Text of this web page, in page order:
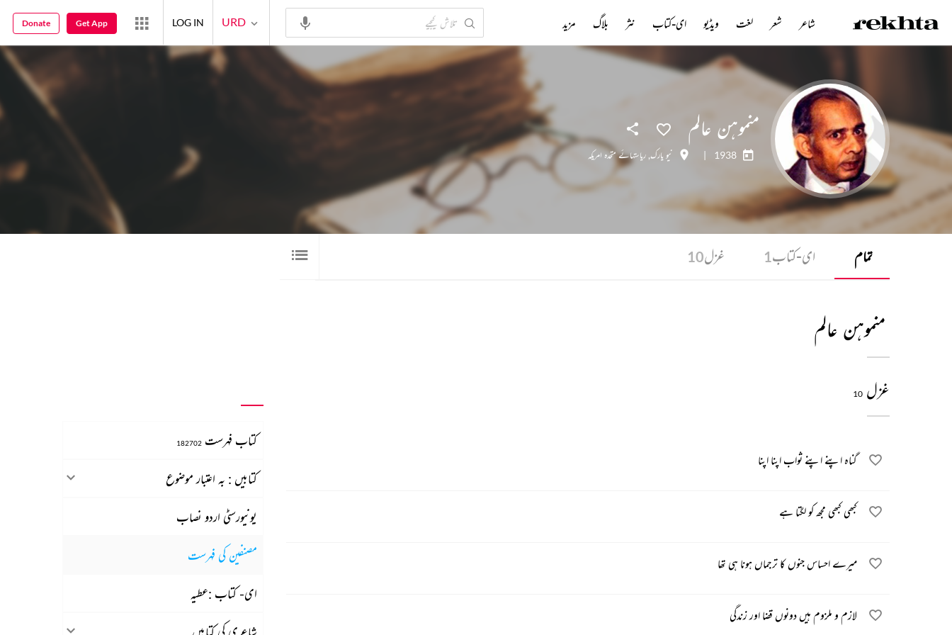
منموہن عالم
1938
| نیو یارک, ریاستہائے متحدہ امریکہ
تمام ای-کتاب1 غزل10
منموہن عالم
غزل 10
گناہ اپنے اپنے ثواب اپنا اپنا
کبھی کبھی مجھ کو لگتا ہے
میرے احساس جنوں کا ترجماں ہونا ہی تھا
لازم و ملزوم ہیں دونوں قضا اور زندگی
کتاب فہرست 182702
کتابیں : بہ اعتبار موضوع
یونیورسٹی اردو نصاب
مصنفین کی فہرست
ای- کتاب :عطیہ
شاعری کی کتابیں
شاعر شعر لغت ویڈیو ای-کتاب نثر بلاگ مزید URD
LOG IN
Get App
Donate